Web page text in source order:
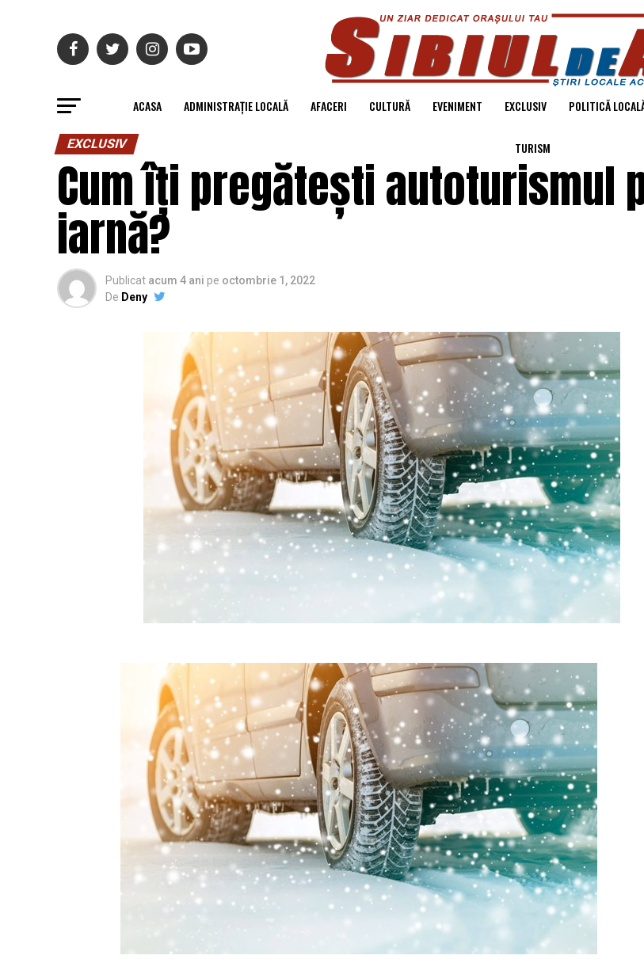
ACASA ADMINISTRAȚIE LOCALĂ AFACERI CULTURĂ EVENIMENT EXCLUSIV POLITICĂ
TURISM
EXCLUSIV
Cum îți pregătești autoturismul
iarnă?
Publicat acum 4 ani pe octombrie 1, 2022
De Deny